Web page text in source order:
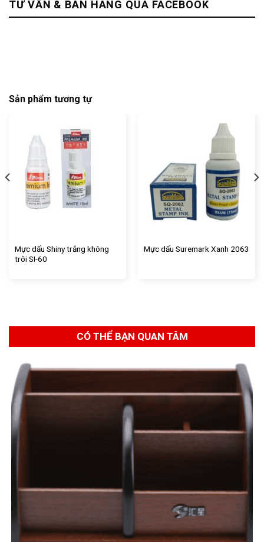
TƯ VẤN & BÁN HÀNG QUA FACEBOOK
Sản phẩm tương tự
Mực dấu Shiny trắng không
trôi SI-60
Mực dấu Suremark Xanh 2063
CÓ THỂ BẠN QUAN TÂM